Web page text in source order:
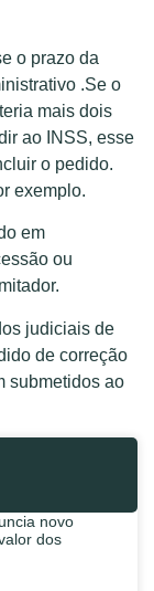
o prazo da
.Se o
mais dois
ao INSS, esse
o pedido.
exemplo.
em
ou
judiciais de
de correção
submetidos ao
novo
dos